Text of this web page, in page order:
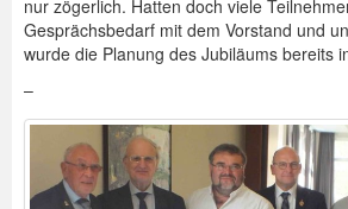
nur zögerlich. Hatten doch viele
Gesprächsbedarf mit dem Vorstand und
wurde die Planung des Jubiläums bereits
–